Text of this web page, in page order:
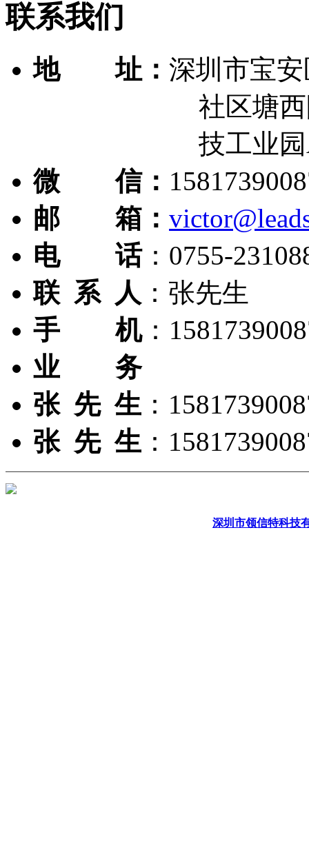
联系我们
地 址： 深圳市宝
社区塘西队西
技工业园A-B
微 信：
邮 箱：
电 话：0755-
联 系 人 ：张先生
手 机：
业 务
张 先 生 ：
张 先 生 ：
深圳市领信特科技